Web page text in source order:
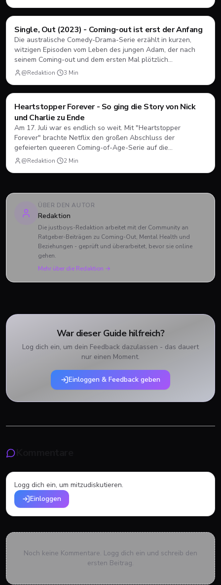
Filme & Serien
Single, Out (2023) - Coming-out ist erst der Anfang
Die australische Comedy-Drama-Serie erzählt in kurzen,
witzigen Episoden vom Leben des jungen Adam, der nach
seinem Coming-out und dem ersten Mal plötzlich
herausfinden muss, wie Dating, Freundschaft und Familie
unter neuen Vorzeichen funktionieren.
@Redaktion· 3 Min
Filme & Serien
Heartstopper Forever - So ging die Story von Nick
und Charlie zu Ende
Am 17. Juli war es endlich so weit. Mit "Heartstopper
Forever" brachte Netflix den großen Abschluss der
gefeierten queeren Coming-of-Age-Serie auf die
Bildschirme. Statt einer vierten Staffel gab es diesmal einen
abendfüllenden Spielfilm. Wir blicken zurück, wie sich Nick
@Redaktion· 2 Min
ÜBER DEN AUTOR
Redaktion
Die justboys-Redaktion arbeitet mit der Community an
Ratgeber-Beiträgen zu Coming-Out, Mental Health und
Beziehungen - geprüft und überarbeitet, bevor sie online
gehen.
Mehr über die Redaktion →
War dieser Guide hilfreich?
Log dich ein, um dein Feedback dazulassen - das dauert
nur einen Moment.
Einloggen & Feedback geben
Logg dich ein, um mitzudiskutieren.
Einloggen
Noch keine Kommentare. Logg dich ein und schreib den
ersten Beitrag.